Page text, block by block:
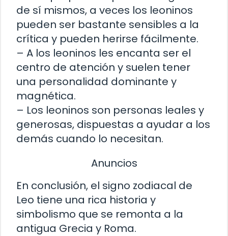
de sí mismos, a veces los leoninos
pueden ser bastante sensibles a la
crítica y pueden herirse fácilmente.
– A los leoninos les encanta ser el
centro de atención y suelen tener
una personalidad dominante y
magnética.
– Los leoninos son personas leales y
generosas, dispuestas a ayudar a los
demás cuando lo necesitan.
Anuncios
En conclusión, el signo zodiacal de
Leo tiene una rica historia y
simbolismo que se remonta a la
antigua Grecia y Roma.